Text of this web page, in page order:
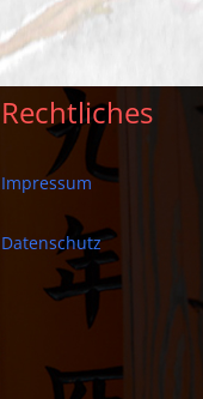
Rechtliches
Impressum
Datenschutz